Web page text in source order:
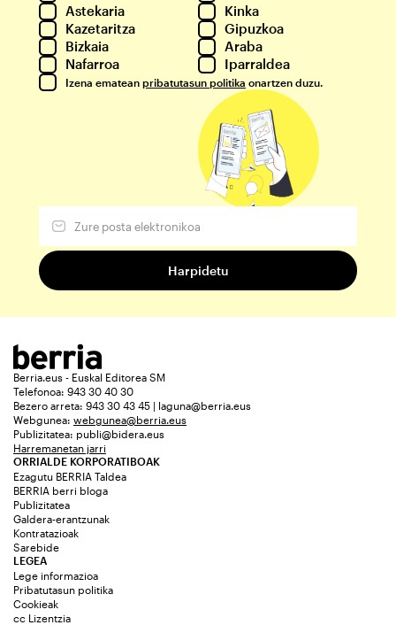
Astekaria
Kinka
Kazetaritza
Gipuzkoa
Bizkaia
Araba
Nafarroa
Iparraldea
Izena ematean pribatutasun politika onartzen duzu.
Berria.eus - Euskal Editorea SM
Telefonoa: 943 30 40 30
Bezero arreta: 943 30 43 45 | laguna@berria.eus
Webgunea: webgunea@berria.eus
Publizitatea: publi@bidera.eus
Harremanetan jarri
ORRIALDE KORPORATIBOAK
Ezagutu BERRIA Taldea
BERRIA berri bloga
Publizitatea
Galdera-erantzunak
Kontratazioak
Sarebide
LEGEA
Lege informazioa
Pribatutasun politika
Cookieak
cc Lizentzia